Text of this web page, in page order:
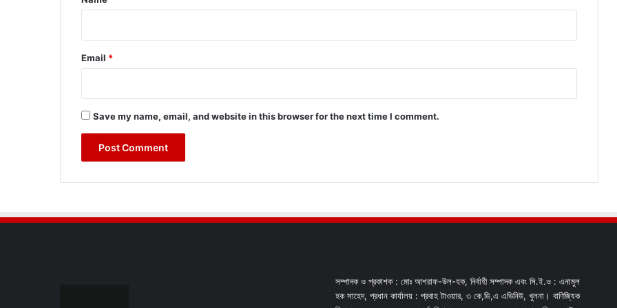
Email *
Save my name, email, and website in this browser for the next time I comment.
সম্পাদক ও প্রকাশক : মোঃ আশরাফ-উল-হক, নির্বাহী সম্পাদক এবং সি.ই.ও : এনামুল
হক সাহেদ, প্রধান কার্যালয় : প্রবাহ টাওয়ার, ৩ কে,ডি,এ এভিনিউ, খুলনা। বাণিজ্যিক